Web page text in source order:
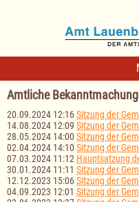
Amtliche
20.09.2024 12:16Sitzung der
14.08.2024 12:09 Sitzung der
28.05.2024 14:00 Sitzung der
02.04.2024 14:10 Sitzung der
07.03.2024 11:12 Hauptsatzung
30.01.2024 11:11 Sitzung der
12.12.2023 15:06Sitzung der
04.09.2023 12:01 Sitzung der